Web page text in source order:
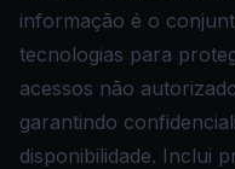
informação é o
tecnologias para
acessos não
garantindo
disponibilidade. Inclui